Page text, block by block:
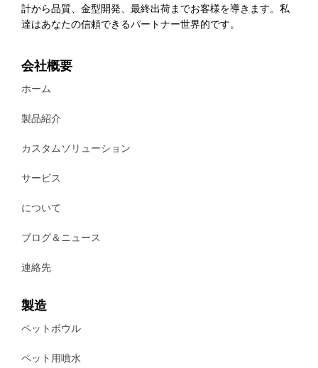
計から品質、金型開発、最終出荷までお客様を導きます。私
達はあなたの信頼できるパートナー世界的です。
会社概要
ホーム
製品紹介
カスタムソリューション
サービス
について
ブログ＆ニュース
連絡先
製造
ペットボウル
ペット用噴水